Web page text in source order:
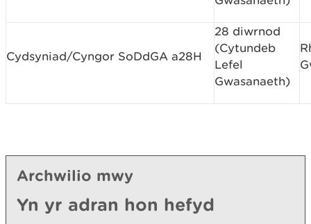
Cydsyniad/Cyngor SoDdGA a28H
28 diwrnod
(Cytundeb
Lefel
Gwasanaeth)
Archwilio mwy
Yn yr adran hon hefyd